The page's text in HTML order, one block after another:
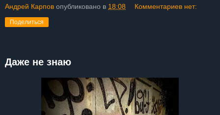
Андрей Карпов опубликовано в 18:08 Комментариев нет:
Поделиться
Даже не знаю